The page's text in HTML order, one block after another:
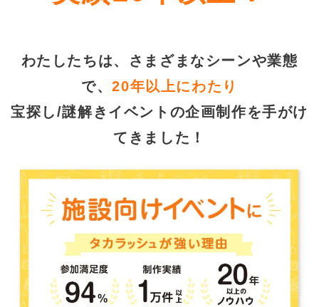
わたしたちは、さまざまなシーンや業態
で、20年以上にわたり
宝探し/謎解きイベントの企画制作を手がけ
てきました！